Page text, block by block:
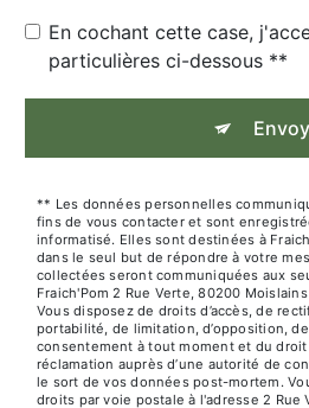
En cochant cette case,
particulières ci-dessous **
** Les données personnelles
fins de vous contacter et sont
informatisé. Elles sont destinées à
dans le seul but de répondre à votre
collectées seront communiquées aux
Fraich'Pom 2 Rue Verte, 80200
Vous disposez de droits d’accès, de
portabilité, de limitation, d’opposition,
consentement à tout moment et du droit
réclamation auprès d’une autorité de
le sort de vos données post-mortem.
droits par voie postale à l'adresse 2 Rue